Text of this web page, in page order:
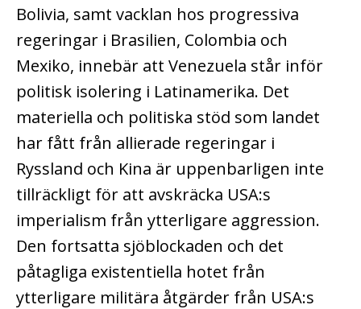
Bolivia, samt vacklan hos progressiva
regeringar i Brasilien, Colombia och
Mexiko, innebär att Venezuela står inför
politisk isolering i Latinamerika. Det
materiella och politiska stöd som landet
har fått från allierade regeringar i
Ryssland och Kina är uppenbarligen inte
tillräckligt för att avskräcka USA:s
imperialism från ytterligare aggression.
Den fortsatta sjöblockaden och det
påtagliga existentiella hotet från
ytterligare militära åtgärder från USA:s